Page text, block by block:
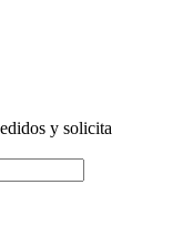
y solicita